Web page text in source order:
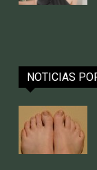
NOTICIAS